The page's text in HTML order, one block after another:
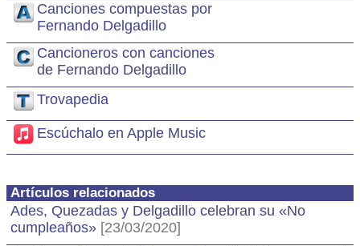
Canciones compuestas por
Fernando Delgadillo
Cancioneros con canciones
de Fernando Delgadillo
Trovapedia
Escúchalo en Apple Music
Artículos relacionados
Ades, Quezadas y Delgadillo celebran su «No
cumpleaños» [23/03/2020]